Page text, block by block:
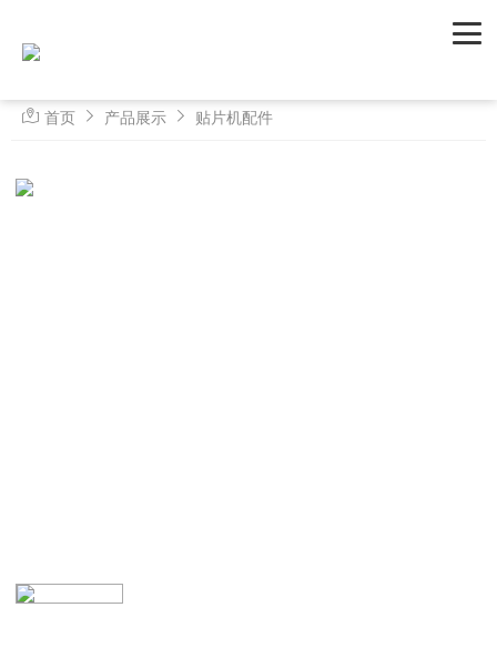
首页 产品展示 贴片机配件